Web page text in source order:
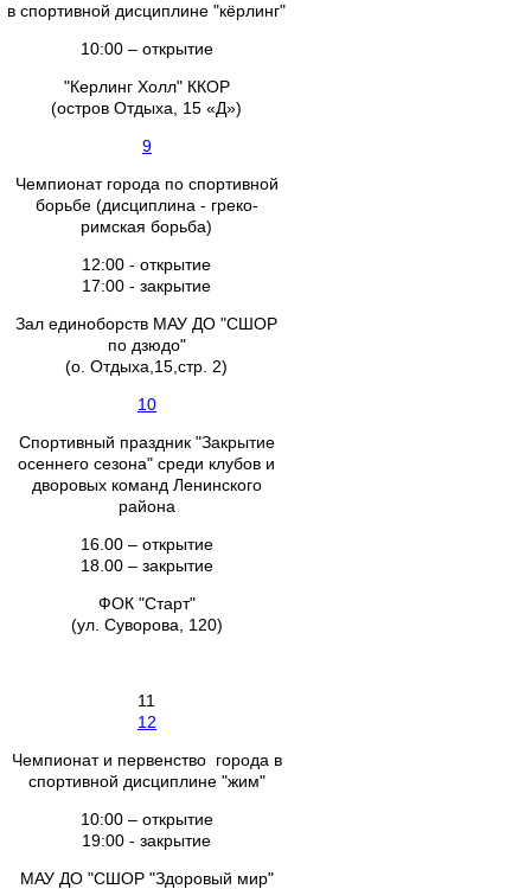
в спортивной дисциплине "кёрлинг"
10:00 – открытие
"Керлинг Холл" ККОР
(остров Отдыха, 15 «Д»)
9
Чемпионат города по спортивной
борьбе (дисциплина - греко-
римская борьба)
12:00 - открытие
17:00 - закрытие
Зал единоборств МАУ ДО "СШОР
по дзюдо"
(о. Отдыха,15,стр. 2)
10
Спортивный праздник "Закрытие
осеннего сезона" среди клубов и
дворовых команд Ленинского
района
16.00 – открытие
18.00 – закрытие
ФОК "Старт"
(ул. Суворова, 120)
11
12
Чемпионат и первенство города в
спортивной дисциплине "жим"
10:00 – открытие
19:00 - закрытие
МАУ ДО "СШОР "Здоровый мир"